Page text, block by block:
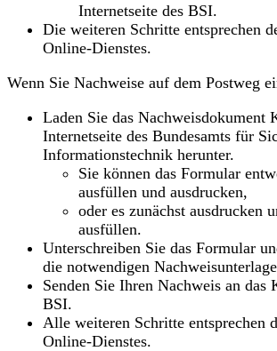
Internetseite des BSI.
Die weiteren Schritte entsprechen
Online-Dienstes.
Wenn Sie Nachweise auf dem Postweg
Laden Sie das Nachweisdokument
Internetseite des Bundesamts für
Informationstechnik herunter.
Sie können das Formular
ausfüllen und ausdrucken,
oder es zunächst ausdrucken
ausfüllen.
Unterschreiben Sie das Formular
die notwendigen
Senden Sie Ihren Nachweis an das
BSI.
Alle weiteren Schritte entsprechen
Online-Dienstes.